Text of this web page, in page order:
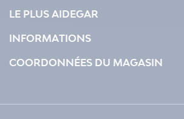
LE PLUS AIDEGAR
INFORMATIONS
COORDONNÉES DU MAGASIN